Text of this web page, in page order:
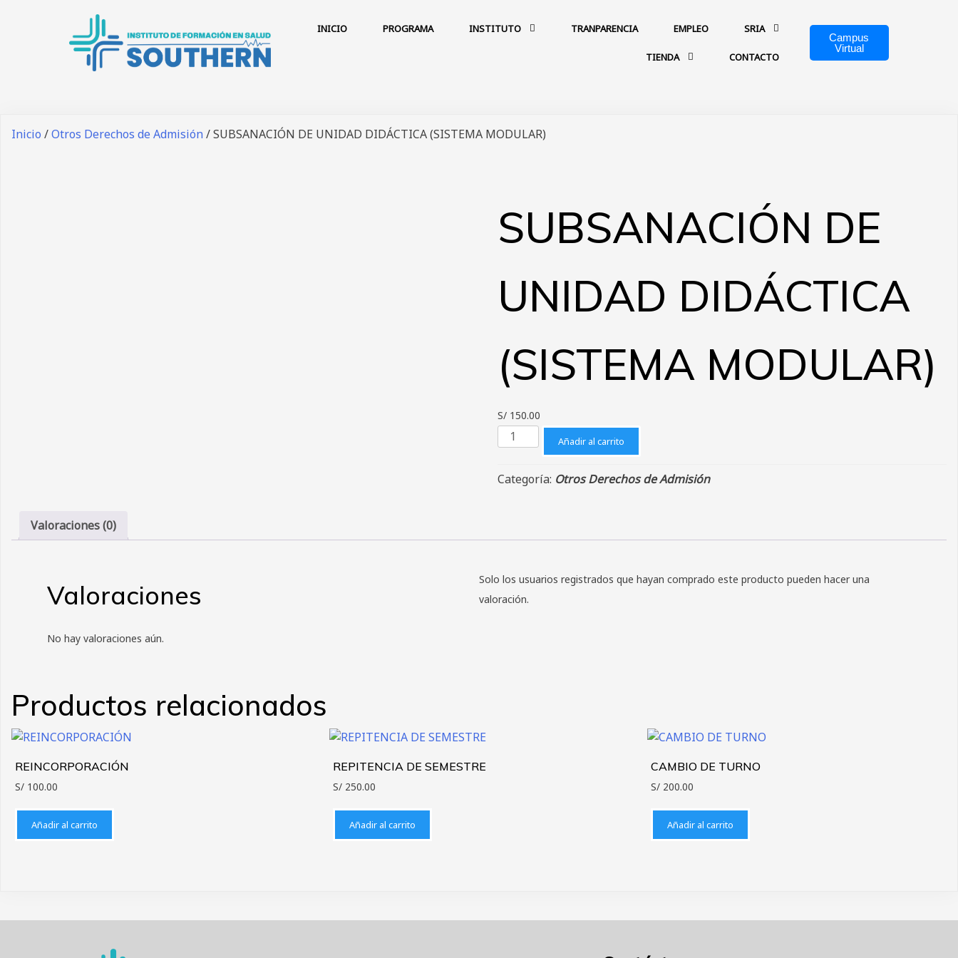
INICIO PROGRAMA INSTITUTO TRANPARENCIA EMPLEO SRIA
TIENDA CONTACTO
Campus
Virtual
Inicio /Otros Derechos de Admisión / SUBSANACIÓN DE UNIDAD DIDÁCTICA (SISTEMA MODULAR)
SUBSANACIÓN DE
UNIDAD DIDÁCTICA
(SISTEMA MODULAR)
S/ 150.00
SUBSANACIÓN
DE
DIDÁCTICA
cantidad
Añadir al carrito
Categoría: Otros Derechos de Admisión
Valoraciones (0)
Valoraciones
No hay valoraciones aún.
Solo los usuarios registrados que hayan comprado este producto pueden hacer una
valoración.
Productos relacionados
REINCORPORACIÓN
S/ 100.00
Añadir al carrito
REPITENCIA DE SEMESTRE
S/ 250.00
Añadir al carrito
CAMBIO DE TURNO
S/ 200.00
Añadir al carrito